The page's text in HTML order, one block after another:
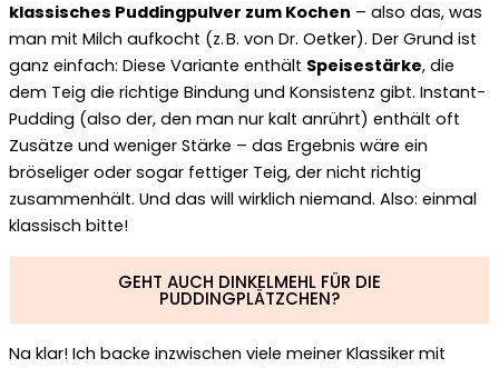
klassisches Puddingpulver zum Kochen – also das, was
man mit Milch aufkocht (z. B. von Dr. Oetker). Der Grund ist
ganz einfach: Diese Variante enthält Speisestärke, die
dem Teig die richtige Bindung und Konsistenz gibt. Instant-
Pudding (also der, den man nur kalt anrührt) enthält oft
Zusätze und weniger Stärke – das Ergebnis wäre ein
bröseliger oder sogar fettiger Teig, der nicht richtig
zusammenhält. Und das will wirklich niemand. Also: einmal
klassisch bitte!
GEHT AUCH DINKELMEHL FÜR DIE
PUDDINGPLÄTZCHEN?
Na klar! Ich backe inzwischen viele meiner Klassiker mit